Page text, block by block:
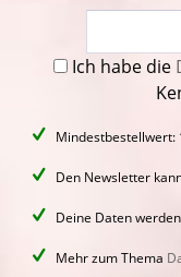
Ich habe die
Mindestbestellwert:
Den Newsletter
Deine Daten
Mehr zum Thema